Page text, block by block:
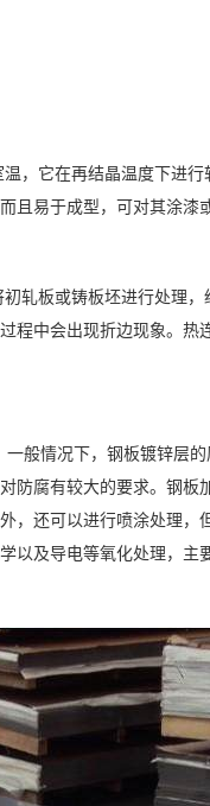
，它在再结晶温度下进
且易于成型，可对其涂漆
轧板或铸板坯进行处理
程中会出现折边现象。
般情况下，钢板镀锌层
防腐有较大的要求。钢板
，还可以进行喷涂处理
以及导电等氧化处理，主